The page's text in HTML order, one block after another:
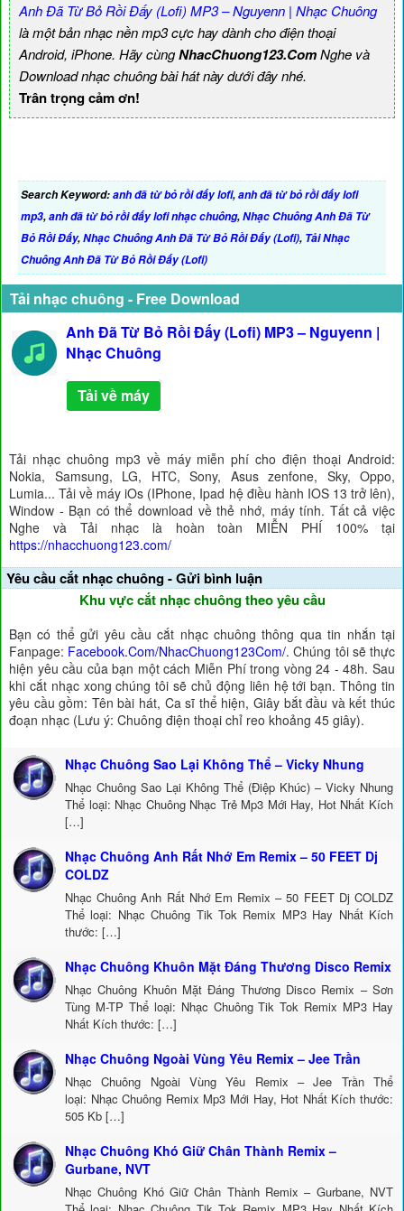
Anh Đã Từ Bỏ Rồi Đấy (Lofi) MP3 – Nguyenn | Nhạc Chuông
là một bản nhạc nền mp3 cực hay dành cho điện thoại
Android, iPhone. Hãy cùngNhacChuong123.ComNghe và
Download nhạc chuông bài hát này dưới đây nhé.
Trân trọng cảm ơn!
Search Keyword:anh đã từ bỏ rồi đấy lofi,anh đã từ bỏ rồi đấy lofi
mp3,anh đã từ bỏ rồi đấy lofi nhạc chuông,Nhạc Chuông Anh Đã Từ
Bỏ Rồi Đấy,Nhạc Chuông Anh Đã Từ Bỏ Rồi Đấy (Lofi), Tải Nhạc
Chuông Anh Đã Từ Bỏ Rồi Đấy (Lofi)
Tải nhạc chuông - Free Download
Anh Đã Từ Bỏ Rồi Đấy (Lofi) MP3 – Nguyenn |
Nhạc Chuông
Tải về máy
Tải nhạc chuông mp3 về máy miễn phí cho điện thoại Android:
Nokia, Samsung, LG, HTC, Sony, Asus zenfone, Sky, Oppo,
Lumia... Tải về máy iOs (IPhone, Ipad hệ điều hành IOS 13 trở lên),
Window - Bạn có thể download về thẻ nhớ, máy tính. Tất cả việc
Nghe và Tải nhạc là hoàn toàn MIỄN PHÍ 100% tại
https://nhacchuong123.com/
Yêu cầu cắt nhạc chuông - Gửi bình luận
Khu vực cắt nhạc chuông theo yêu cầu
Bạn có thể gửi yêu cầu cắt nhạc chuông thông qua tin nhắn tại
Fanpage: Facebook.Com/NhacChuong123Com/. Chúng tôi sẽ thực
hiện yêu cầu của bạn một cách Miễn Phí trong vòng 24 - 48h. Sau
khi cắt nhạc xong chúng tôi sẽ chủ động liên hệ tới bạn. Thông tin
yêu cầu gồm: Tên bài hát, Ca sĩ thể hiện, Giây bắt đầu và kết thúc
đoạn nhạc (Lưu ý: Chuông điện thoại chỉ reo khoảng 45 giây).
Nhạc Chuông Sao Lại Không Thể – Vicky Nhung
Nhạc Chuông Sao Lại Không Thể (Điệp Khúc) – Vicky Nhung
Thể loại: Nhạc Chuông Nhạc Trẻ Mp3 Mới Hay, Hot Nhất Kích
[…]
Nhạc Chuông Anh Rất Nhớ Em Remix – 50 FEET Dj
COLDZ
Nhạc Chuông Anh Rất Nhớ Em Remix – 50 FEET Dj COLDZ
Thể loại: Nhạc Chuông Tik Tok Remix MP3 Hay Nhất Kích
thước: […]
Nhạc Chuông Khuôn Mặt Đáng Thương Disco Remix
Nhạc Chuông Khuôn Mặt Đáng Thương Disco Remix – Sơn
Tùng M-TP Thể loại: Nhạc Chuông Tik Tok Remix MP3 Hay
Nhất Kích thước: […]
Nhạc Chuông Ngoài Vùng Yêu Remix – Jee Trần
Nhạc Chuông Ngoài Vùng Yêu Remix – Jee Trần Thể
loại: Nhạc Chuông Remix Mp3 Mới Hay, Hot Nhất Kích thước:
505 Kb […]
Nhạc Chuông Khó Giữ Chân Thành Remix –
Gurbane, NVT
Nhạc Chuông Khó Giữ Chân Thành Remix – Gurbane, NVT